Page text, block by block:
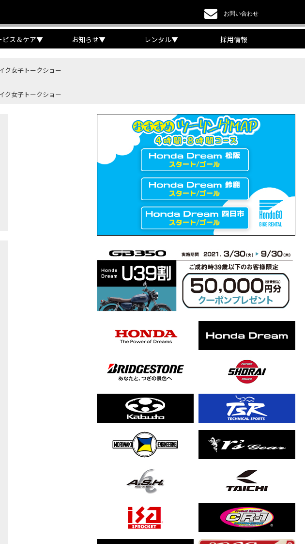
お問い合わせ
ビス＆ケア▼ お知らせ▼ レンタル▼ 採用情報
ク女子トークショー
ク女子トークショー
能を実感した【三重県】【Honda DREAM】
しましょう！
感試走
ホンダ バイク】【Honda DREAM】【三重県】
大会「TSR応援席プレミアムチケット販売開始！」
もらった【プロの裏ワザ】
ーでも快適か？四国ツーリング【X-ADVオーナー目線】
たんだけどなめてました・・【Rebel 1100 S Edition Dual Clutch Transmission】
索 作成 6 アバターの画像 三重県を巡る女性ライダーの4日間！ポケふた全制覇ツーリング Honda CB1000F
FES開催 情報2
FES開催 情報１
開催
あの憧れバイク、ついに乗ります！
梅本まどかさん、MIISAさんと一日笑った【ポケふた】Honda
重県ツーリング満喫しました！ポケふた探し第1弾【モトブログ】
参戦したのだが・・
ュー【モトブログ】Honda CB
判明し、修理代が膨れ上がった結果
レッカーされる事態になりました…
台でツーリングしました｜Honda ADV160
らかしてしまった…
バかった
った
ーリング 最高！Honda Super Cub(JA59)